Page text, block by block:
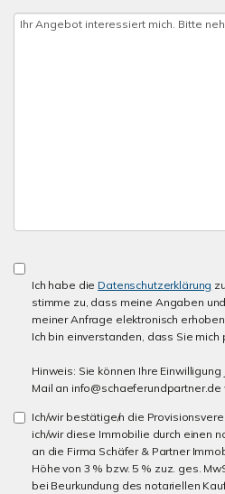
Ich habe die Datenschutzerklärung
stimme zu, dass meine Angaben
meiner Anfrage elektronisch
Ich bin einverstanden, dass Sie mich
Hinweis: Sie können Ihre
Mail an info@schaeferundpartner.de
Ich/wir bestätige/n die
ich/wir diese Immobilie durch einen
an die Firma Schäfer & Partner
Höhe von 3 % bzw. 5 % zuz. ges.
bei Beurkundung des notariellen